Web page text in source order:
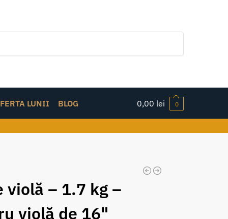
LUNII BLOG 0,00 lei 0
violă – 1.7 kg –
violă de 16"